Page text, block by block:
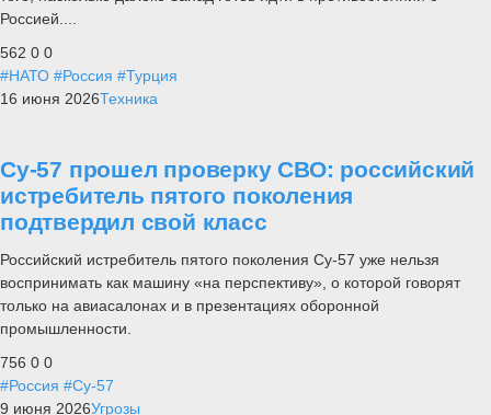
Россией....
562 0 0
#НАТО #Россия #Турция
16 июня 2026Техника
Су-57 прошел проверку СВО: российский
истребитель пятого поколения
подтвердил свой класс
Российский истребитель пятого поколения Су-57 уже нельзя
воспринимать как машину «на перспективу», о которой говорят
только на авиасалонах и в презентациях оборонной
промышленности.
756 0 0
#Россия #Су-57
9 июня 2026Угрозы